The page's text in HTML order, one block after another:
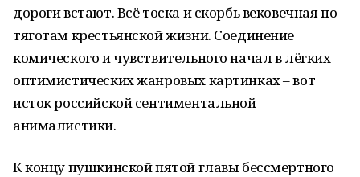
дороги встают. Всё тоска и скорбь вековечная по
тяготам крестьянской жизни. Соединение
комического и чувствительного начал в лёгких
оптимистических жанровых картинках – вот
исток российской сентиментальной
анималистики.
К концу пушкинской пятой главы бессмертного